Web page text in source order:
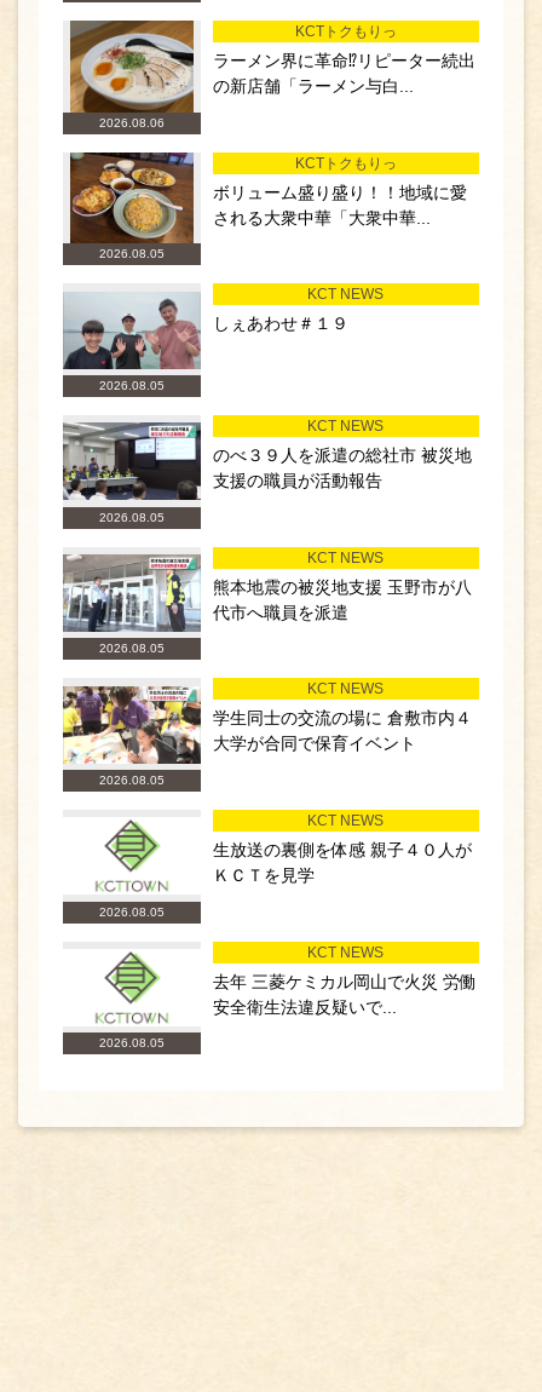
2026.08.06
KCTトクもりっ
ラーメン界に革命⁉リピーター続出
の新店舗「ラーメン与白...
2026.08.05
KCTトクもりっ
ボリューム盛り盛り！！地域に愛
される大衆中華「大衆中華...
2026.08.05
KCT NEWS
しぇあわせ＃１９
2026.08.05
KCT NEWS
のべ３９人を派遣の総社市 被災地
支援の職員が活動報告
2026.08.05
KCT NEWS
熊本地震の被災地支援 玉野市が八
代市へ職員を派遣
2026.08.05
KCT NEWS
学生同士の交流の場に 倉敷市内４
大学が合同で保育イベント
2026.08.05
KCT NEWS
生放送の裏側を体感 親子４０人が
ＫＣＴを見学
2026.08.05
KCT NEWS
去年 三菱ケミカル岡山で火災 労働
安全衛生法違反疑いで...